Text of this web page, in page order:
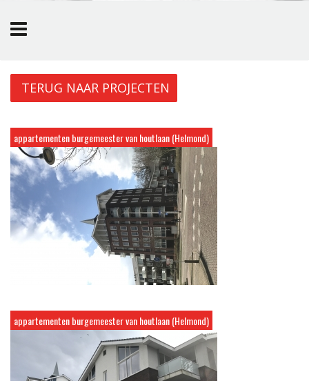
TERUG NAAR PROJECTEN
appartementen burgemeester van houtlaan (Helmond)
appartementen burgemeester van houtlaan (Helmond)